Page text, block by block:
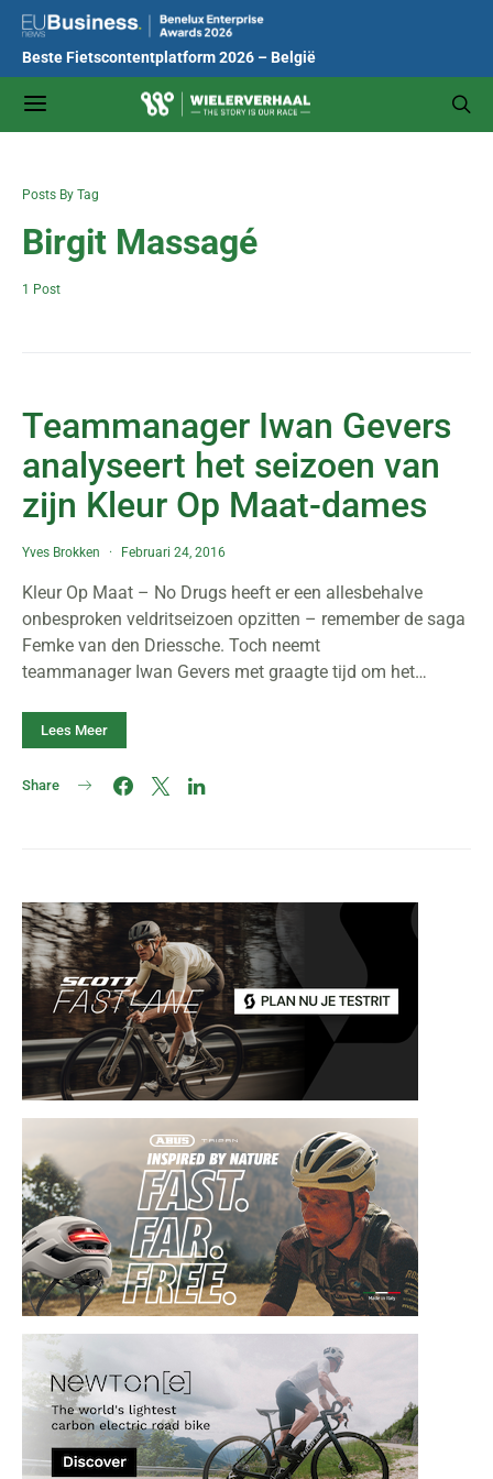
Beste Fietscontentplatform 2026 – België
Posts By Tag
Birgit Massagé
1 Post
Teammanager Iwan Gevers
analyseert het seizoen van
zijn Kleur Op Maat-dames
Yves Brokken Februari 24, 2016
Kleur Op Maat – No Drugs heeft er een allesbehalve
onbesproken veldritseizoen opzitten – remember de saga
Femke van den Driessche. Toch neemt
teammanager Iwan Gevers met graagte tijd om het…
Lees Meer
Share